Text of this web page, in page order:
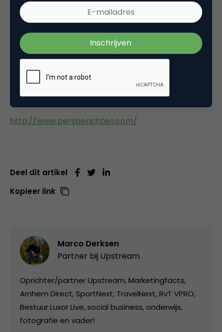
Vijf zorgverzekeraars zijn buiten het onderzoek
gelaten, aangezien zij geen contactmogelijkheid via
e-mail of elektronisch formulier aanbieden. Het
gaat hierbij om: Amicon Zorgverzekeraar, Av?ro
Achmea, Menzis, Nationale Nederlanden en
Zorgverzekeraar Trias.
Bron:
http://www.persberichten.com/
Deel dit artikel
Kopieer link
Marco Derksen
Partner bij Upstream
Oprichter/partner Upstream, Marketingfacts,
Arnhem Direct, SportNext, TravelNext, RvT VPRO,
Bestuur Luxor Live, social business, onderwijs,
fotografie en vader!